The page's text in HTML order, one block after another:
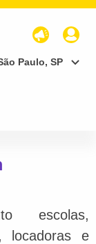
Paulo, SP
escolas,
locadoras e